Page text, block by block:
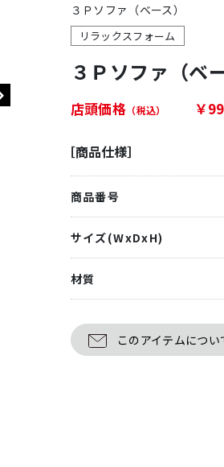
３Ｐソファ（ベース）
リラックスフォーム
３Ｐソファ（ベー
店頭価格 （税込） ￥
［商品仕様］
商品番号
サイズ(WxDxH)
材質
このアイテムにつ